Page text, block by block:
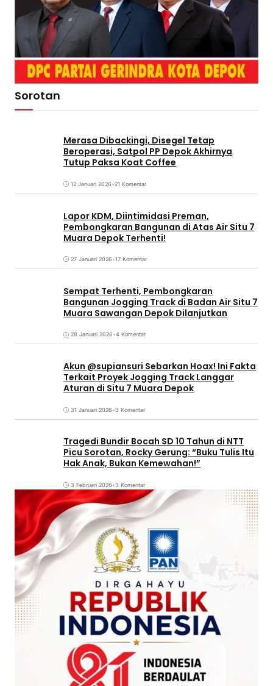
Sorotan
Merasa Dibackingi, Disegel Tetap
Beroperasi, Satpol PP Depok Akhirnya
Tutup Paksa Koat Coffee
12 Januari 2026•21 Komentar
Lapor KDM, Diintimidasi Preman,
Pembongkaran Bangunan di Atas Air Situ 7
Muara Depok Terhenti!
27 Januari 2026•17 Komentar
Sempat Terhenti, Pembongkaran
Bangunan Jogging Track di Badan Air Situ 7
Muara Sawangan Depok Dilanjutkan
28 Januari 2026•4 Komentar
Akun @supiansuri Sebarkan Hoax! Ini Fakta
Terkait Proyek Jogging Track Langgar
Aturan di Situ 7 Muara Depok
31 Januari 2026•3 Komentar
Tragedi Bundir Bocah SD 10 Tahun di NTT
Picu Sorotan, Rocky Gerung: “Buku Tulis Itu
Hak Anak, Bukan Kemewahan!”
3 Februari 2026•3 Komentar